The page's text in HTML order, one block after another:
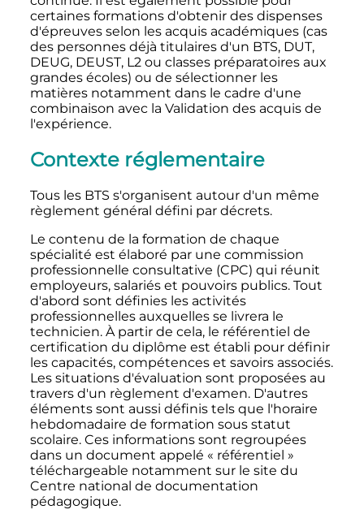
certaines formations d'obtenir des dispenses
d'épreuves selon les acquis académiques (cas
des personnes déjà titulaires d'un BTS, DUT,
DEUG, DEUST, L2 ou classes préparatoires aux
grandes écoles) ou de sélectionner les
matières notamment dans le cadre d'une
combinaison avec la Validation des acquis de
l'expérience.
Contexte réglementaire
Tous les BTS s'organisent autour d'un même
règlement général défini par décrets.
Le contenu de la formation de chaque
spécialité est élaboré par une commission
professionnelle consultative (CPC) qui réunit
employeurs, salariés et pouvoirs publics. Tout
d'abord sont définies les activités
professionnelles auxquelles se livrera le
technicien. À partir de cela, le référentiel de
certification du diplôme est établi pour définir
les capacités, compétences et savoirs associés.
Les situations d'évaluation sont proposées au
travers d'un règlement d'examen. D'autres
éléments sont aussi définis tels que l'horaire
hebdomadaire de formation sous statut
scolaire. Ces informations sont regroupées
dans un document appelé « référentiel »
téléchargeable notamment sur le site du
Centre national de documentation
pédagogique.